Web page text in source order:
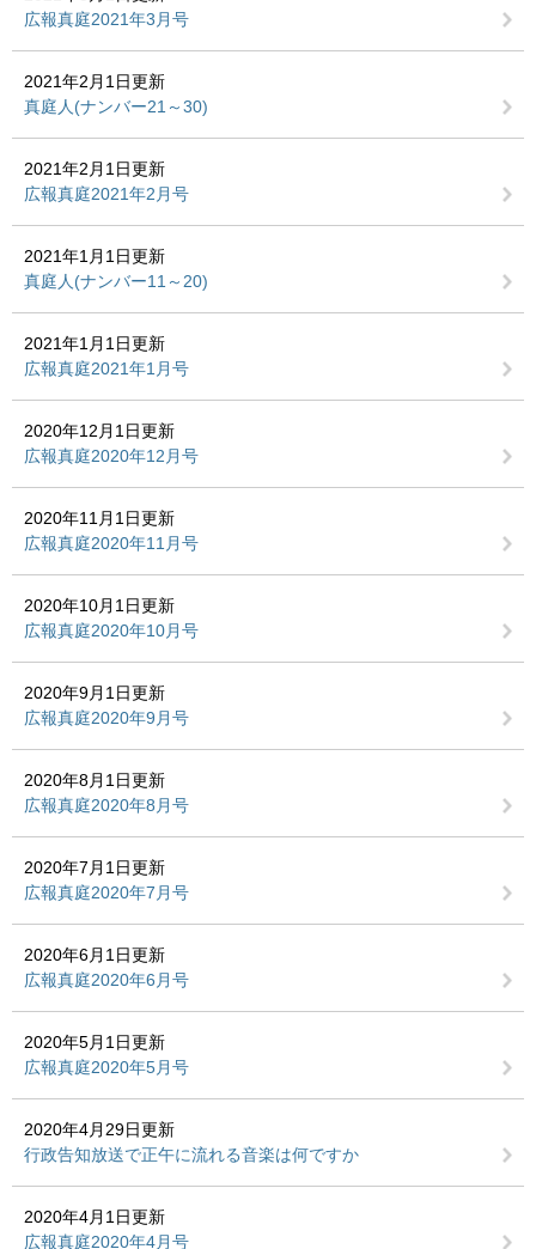
広報真庭2021年3月号
2021年2月1日更新
真庭人(ナンバー21～30)
2021年2月1日更新
広報真庭2021年2月号
2021年1月1日更新
真庭人(ナンバー11～20)
2021年1月1日更新
広報真庭2021年1月号
2020年12月1日更新
広報真庭2020年12月号
2020年11月1日更新
広報真庭2020年11月号
2020年10月1日更新
広報真庭2020年10月号
2020年9月1日更新
広報真庭2020年9月号
2020年8月1日更新
広報真庭2020年8月号
2020年7月1日更新
広報真庭2020年7月号
2020年6月1日更新
広報真庭2020年6月号
2020年5月1日更新
広報真庭2020年5月号
2020年4月29日更新
行政告知放送で正午に流れる音楽は何ですか
2020年4月1日更新
広報真庭2020年4月号